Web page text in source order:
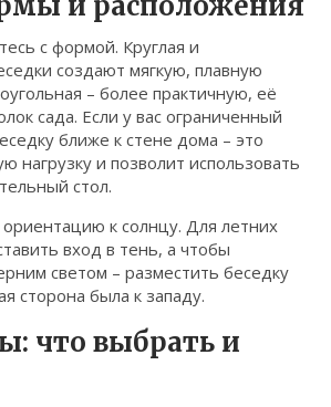
с формой. Круглая и
создают мягкую, плавную
– более практичную, её
сада. Если у вас ограниченный
ближе к стене дома – это
нагрузку и позволит использовать
стол.
к солнцу. Для летних
вход в тень, а чтобы
светом – разместить беседку
сторона была к западу.
что выбрать и